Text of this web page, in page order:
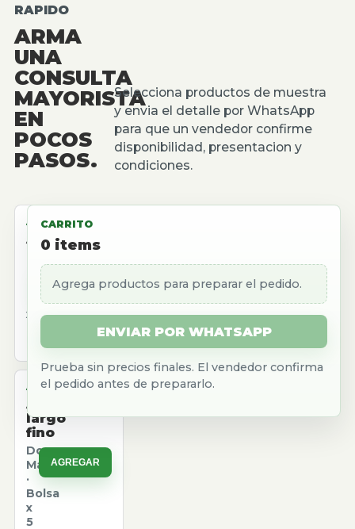
RAPIDO
ARMA
UNA
CONSULTA
MAYORISTA
EN
POCOS
PASOS.
Selecciona productos de muestra
y envia el detalle por WhatsApp
para que un vendedor confirme
disponibilidad, presentacion y
condiciones.
ALMACEN
Aceite
girasol
Natura
Caja
x
AGREGAR
ALMACEN
Arroz
largo
fino
Don
Marcos
·
Bolsa
x
5
AGREGAR
CARRITO
0 items
Agrega productos para preparar el pedido.
ENVIAR POR WHATSAPP
Prueba sin precios finales. El vendedor confirma
el pedido antes de prepararlo.